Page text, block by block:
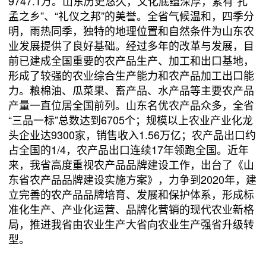
孟之乡”、“礼仪之邦”的美誉。全省气候温和，四季分
明，雨热同季，独特的地理位置和自然条件为山东农
业发展提供了良好基础。经过多年的改革与发展，目
前已建成全国重要的农产品生产、加工和出口基地，
形成了较强的农业综合生产能力和农产品加工出口能
力。粮棉油、瓜菜果、畜产品、水产品等主要农产品
产量一直位居全国前列。山东名优农产品众多，全省
“三品一标”总数达到6705个；规模以上农业产业化龙
头企业达9300家，销售收入1.56万亿；农产品出口约
占全国的1/4，农产品出口连续17年领跑全国。近年
来，我省高度重视农产品品牌建设工作，出台了《山
东省农产品品牌建设实施方案》，力争到2020年，建
立完善的农产品品牌培育、发展和保护体系，形成标
准化生产、产业化运营、品牌化营销的现代农业新格
局，推进我省由农业生产大省向农业生产强省升级转
型。